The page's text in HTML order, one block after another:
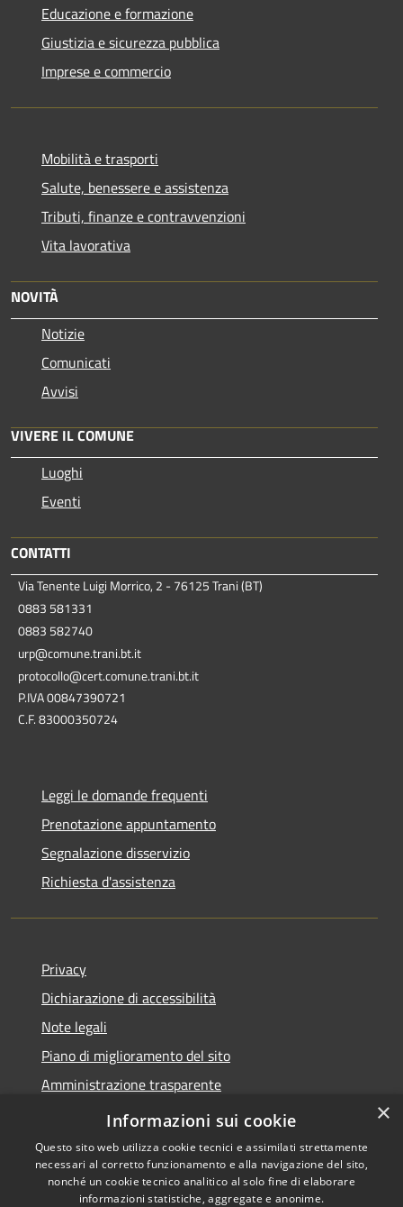
Educazione e formazione
Giustizia e sicurezza pubblica
Imprese e commercio
Mobilità e trasporti
Salute, benessere e assistenza
Tributi, finanze e contravvenzioni
Vita lavorativa
NOVITÀ
Notizie
Comunicati
Avvisi
VIVERE IL COMUNE
Luoghi
Eventi
CONTATTI
Via Tenente Luigi Morrico, 2 - 76125 Trani (BT)
0883 581331
0883 582740
urp@comune.trani.bt.it
protocollo@cert.comune.trani.bt.it
P.IVA 00847390721
C.F. 83000350724
Leggi le domande frequenti
Prenotazione appuntamento
Segnalazione disservizio
Richiesta d'assistenza
Privacy
Dichiarazione di accessibilità
Note legali
Piano di miglioramento del sito
Amministrazione trasparente
Albo Pretorio
×
Informazioni sui cookie
Questo sito web utilizza cookie tecnici e assimilati strettamente
necessari al corretto funzionamento e alla navigazione del sito,
nonché un cookie tecnico analitico al solo fine di elaborare
informazioni statistiche, aggregate e anonime.